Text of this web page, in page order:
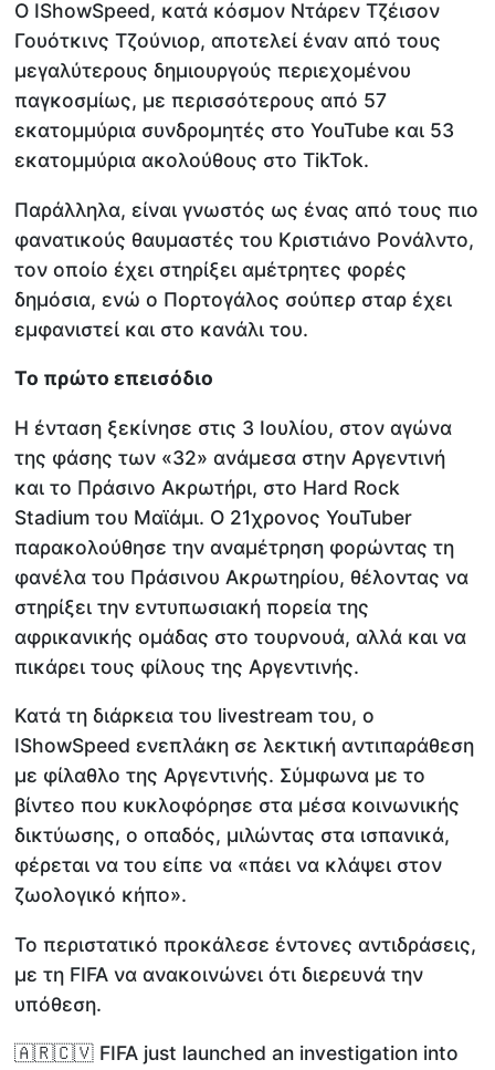
Ο IShowSpeed, κατά κόσμον Ντάρεν Τζέισον
Γουότκινς Τζούνιορ, αποτελεί έναν από τους
μεγαλύτερους δημιουργούς περιεχομένου
παγκοσμίως, με περισσότερους από 57
εκατομμύρια συνδρομητές στο YouTube και 53
εκατομμύρια ακολούθους στο TikTok.
Παράλληλα, είναι γνωστός ως ένας από τους πιο
φανατικούς θαυμαστές του Κριστιάνο Ρονάλντο,
τον οποίο έχει στηρίξει αμέτρητες φορές
δημόσια, ενώ ο Πορτογάλος σούπερ σταρ έχει
εμφανιστεί και στο κανάλι του.
Το πρώτο επεισόδιο
Η ένταση ξεκίνησε στις 3 Ιουλίου, στον αγώνα
της φάσης των «32» ανάμεσα στην Αργεντινή
και το Πράσινο Ακρωτήρι, στο Hard Rock
Stadium του Μαϊάμι. Ο 21χρονος YouTuber
παρακολούθησε την αναμέτρηση φορώντας τη
φανέλα του Πράσινου Ακρωτηρίου, θέλοντας να
στηρίξει την εντυπωσιακή πορεία της
αφρικανικής ομάδας στο τουρνουά, αλλά και να
πικάρει τους φίλους της Αργεντινής.
Κατά τη διάρκεια του livestream του, ο
IShowSpeed ενεπλάκη σε λεκτική αντιπαράθεση
με φίλαθλο της Αργεντινής. Σύμφωνα με το
βίντεο που κυκλοφόρησε στα μέσα κοινωνικής
δικτύωσης, ο οπαδός, μιλώντας στα ισπανικά,
φέρεται να του είπε να «πάει να κλάψει στον
ζωολογικό κήπο».
Το περιστατικό προκάλεσε έντονες αντιδράσεις,
με τη FIFA να ανακοινώνει ότι διερευνά την
υπόθεση.
🇦🇷🇨🇻 FIFA just launched an investigation into